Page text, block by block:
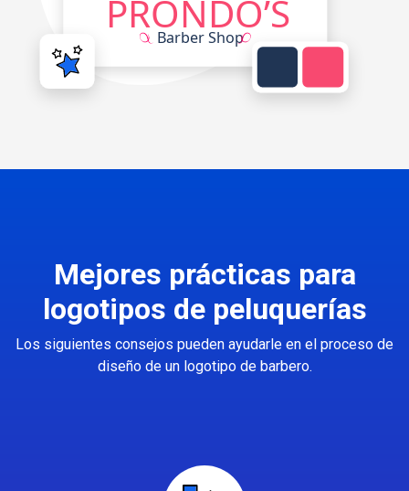
Mejores prácticas para
logotipos de peluquerías
Los siguientes consejos pueden ayudarle en el proceso de
diseño de un logotipo de barbero.